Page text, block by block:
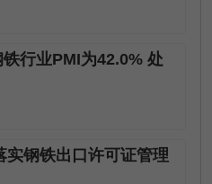
行业PMI为42.0% 处
实钢铁出口许可证管理